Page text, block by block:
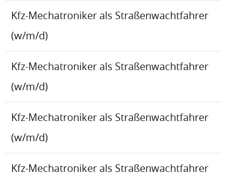
Kfz-Mechatroniker als Straßenwachtfahrer
(w/m/d)
Kfz-Mechatroniker als Straßenwachtfahrer
(w/m/d)
Kfz-Mechatroniker als Straßenwachtfahrer
(w/m/d)
Kfz-Mechatroniker als Straßenwachtfahrer